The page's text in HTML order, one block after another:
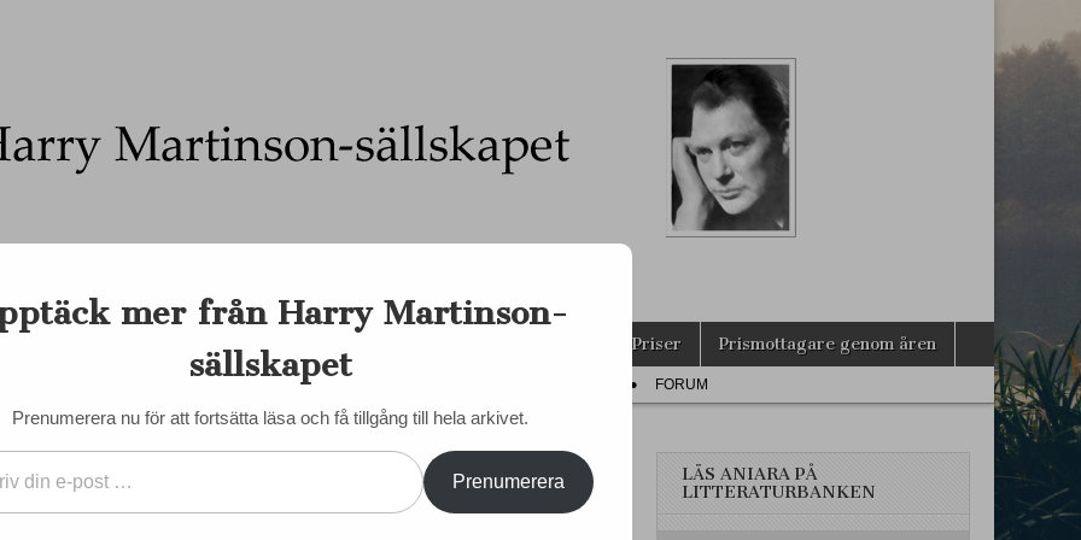
sällskapet Priser Prismottagare genom åren
FORUM
2025
LÄS ANIARA PÅ
LITTERATURBANKEN
mer från Harry Martinson-
sällskapet
Prenumerera nu för att fortsätta läsa och få tillgång till hela arkivet.
Prenumerera